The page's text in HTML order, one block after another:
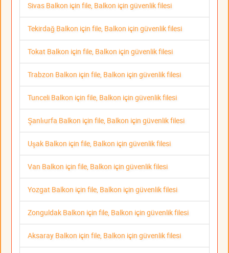
Sivas Balkon için file, Balkon için güvenlik filesi
Tekirdağ Balkon için file, Balkon için güvenlik filesi
Tokat Balkon için file, Balkon için güvenlik filesi
Trabzon Balkon için file, Balkon için güvenlik filesi
Tunceli Balkon için file, Balkon için güvenlik filesi
Şanlıurfa Balkon için file, Balkon için güvenlik filesi
Uşak Balkon için file, Balkon için güvenlik filesi
Van Balkon için file, Balkon için güvenlik filesi
Yozgat Balkon için file, Balkon için güvenlik filesi
Zonguldak Balkon için file, Balkon için güvenlik filesi
Aksaray Balkon için file, Balkon için güvenlik filesi